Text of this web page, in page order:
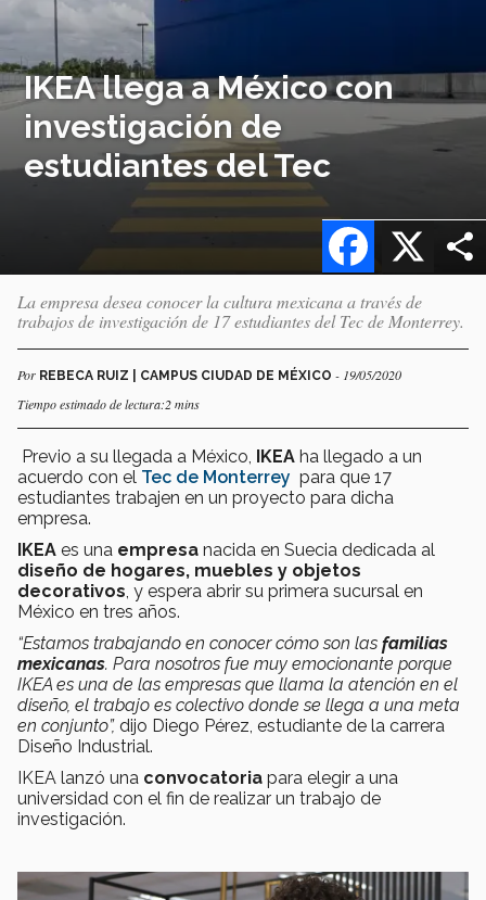
IKEA llega a México con
investigación de
estudiantes del Tec
X
Facebook
La empresa desea conocer la cultura mexicana a través de
trabajos de investigación de 17 estudiantes del Tec de Monterrey.
Por REBECA RUIZ | CAMPUS CIUDAD DE MÉXICO - 19/05/2020
Tiempo estimado de lectura:2 mins
Previo a su llegada a México, IKEA ha llegado a un
acuerdo con el Tec de Monterrey para que 17
estudiantes trabajen en un proyecto para dicha
empresa.
IKEA es una empresa nacida en Suecia dedicada al
diseño de hogares, muebles y objetos
decorativos , y espera abrir su primera sucursal en
México en tres años.
“Estamos trabajando en conocer cómo son las familias
mexicanas. Para nosotros fue muy emocionante porque
IKEA es una de las empresas que llama la atención en el
diseño, el trabajo es colectivo donde se llega a una meta
en conjunto”, dijo Diego Pérez, estudiante de la carrera
Diseño Industrial.
IKEA lanzó una convocatoria para elegir a una
universidad con el fin de realizar un trabajo de
investigación.